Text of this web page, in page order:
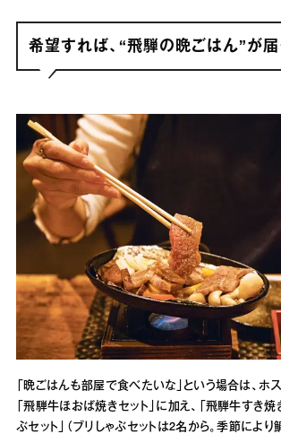
希望すれば、“飛騨の晩ごはん”が届
「晩ごはんも部屋で食べたいな」という場合は、ホ
「飛騨牛ほおば焼きセット」に加え、「飛騨牛すき焼
ぶセット」（ブリしゃぶセットは2名から。季節により